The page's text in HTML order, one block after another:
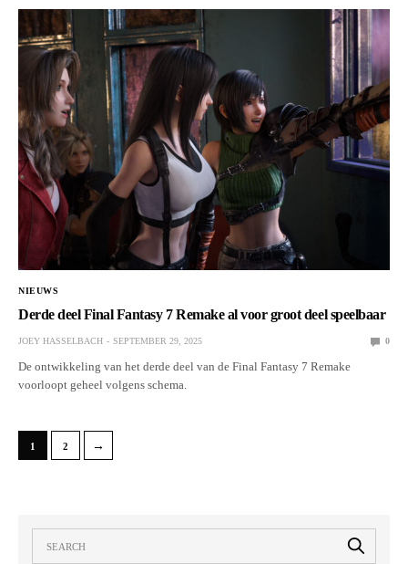
NIEUWS
Derde deel Final Fantasy 7 Remake al voor groot deel speelbaar
JOEY HASSELBACH SEPTEMBER 29, 2025 0
De ontwikkeling van het derde deel van de Final Fantasy 7 Remake
voorloopt geheel volgens schema.
1 2 →